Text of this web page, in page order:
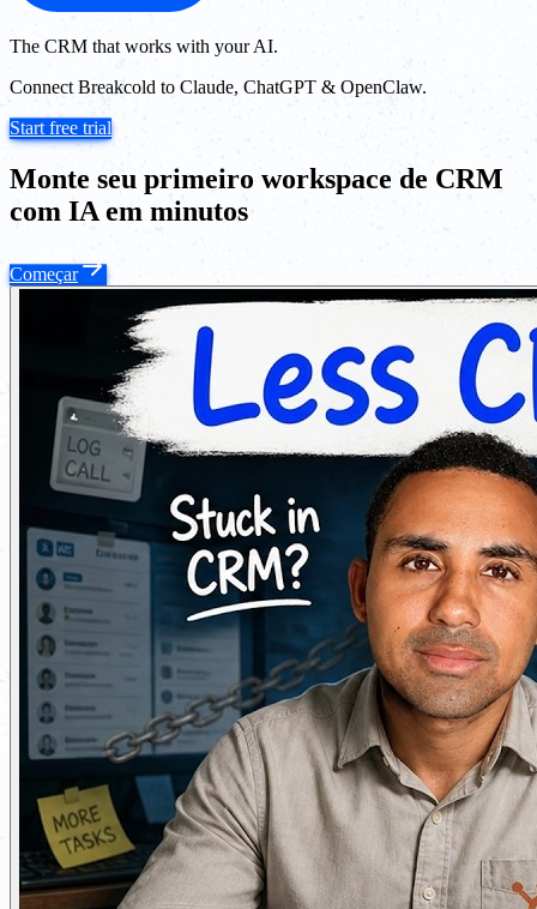
The CRM that works with your AI.
Connect Breakcold to Claude, ChatGPT & OpenClaw.
Start free trial
Monte seu primeiro workspace de CRM
com IA em minutos
Começar